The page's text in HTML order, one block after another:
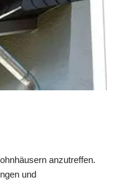
anzutreffen.
und